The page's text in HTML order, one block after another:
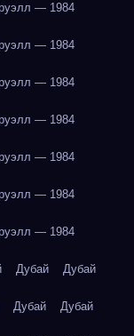
— 1984
— 1984
— 1984
— 1984
— 1984
— 1984
— 1984
Дубай Дубай
Дубай Дубай